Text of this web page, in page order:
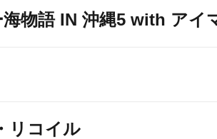
海物語 IN 沖縄5 with アイ
リコイル